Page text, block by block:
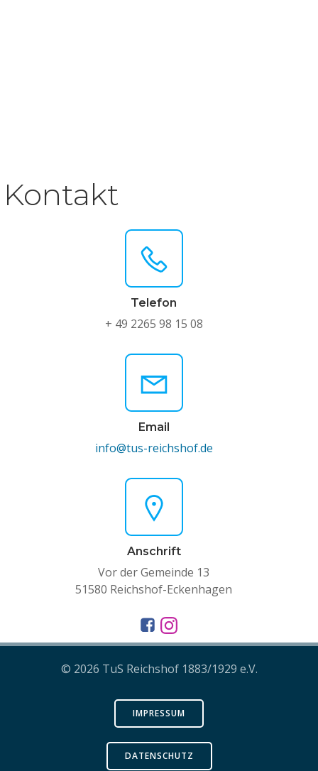
Kontakt
Telefon
+ 49 2265 98 15 08
Email
info@tus-reichshof.de
Anschrift
Vor der Gemeinde 13
51580 Reichshof-Eckenhagen
© 2026 TuS Reichshof 1883/1929 e.V.
IMPRESSUM
DATENSCHUTZ